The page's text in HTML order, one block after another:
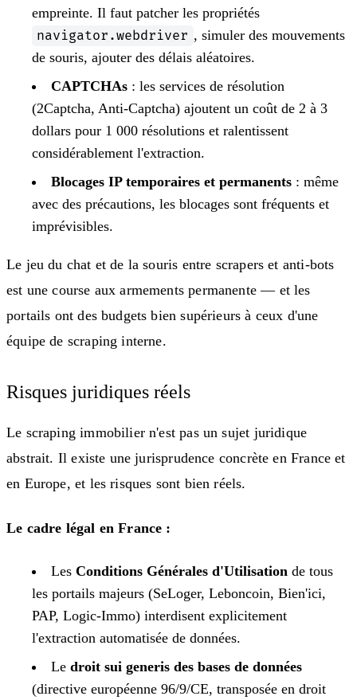
empreinte. Il faut patcher les propriétés
navigator.webdriver , simuler des mouvements
de souris, ajouter des délais aléatoires.
CAPTCHAs : les services de résolution
(2Captcha, Anti-Captcha) ajoutent un coût de 2 à 3
dollars pour 1 000 résolutions et ralentissent
considérablement l'extraction.
Blocages IP temporaires et permanents : même
avec des précautions, les blocages sont fréquents et
imprévisibles.
Le jeu du chat et de la souris entre scrapers et anti-bots
est une course aux armements permanente — et les
portails ont des budgets bien supérieurs à ceux d'une
équipe de scraping interne.
Risques juridiques réels
Le scraping immobilier n'est pas un sujet juridique
abstrait. Il existe une jurisprudence concrète en France et
en Europe, et les risques sont bien réels.
Le cadre légal en France :
Les Conditions Générales d'Utilisation de tous
les portails majeurs (SeLoger, Leboncoin, Bien'ici,
PAP, Logic-Immo) interdisent explicitement
l'extraction automatisée de données.
Le droit sui generis des bases de données
(directive européenne 96/9/CE, transposée en droit